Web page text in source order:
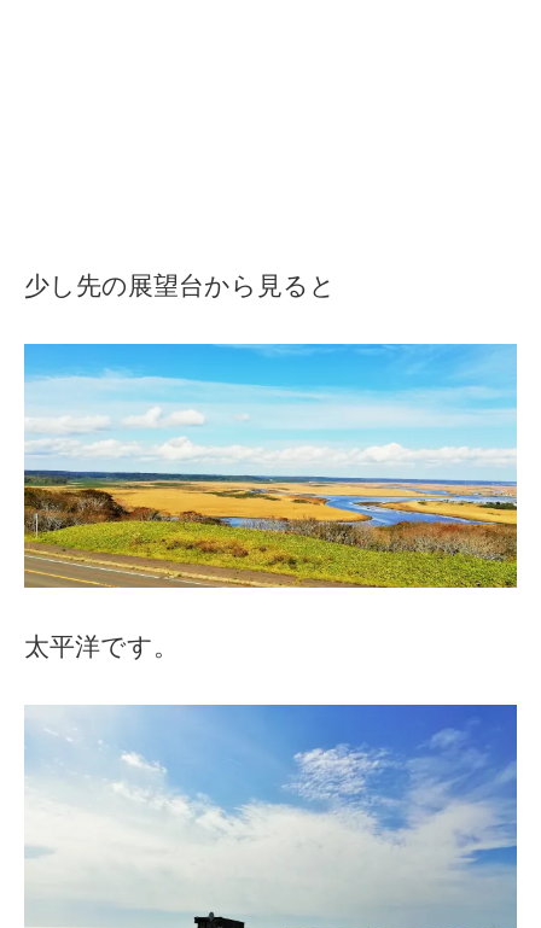
少し先の展望台から見ると
太平洋です。